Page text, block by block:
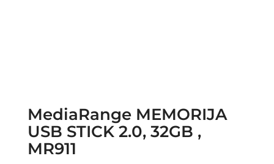
MediaRange MEMORIJA
USB STICK 2.0, 32GB ,
MR911